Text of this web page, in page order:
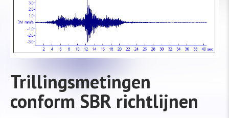
Trillingsmetingen
conform SBR richtlijnen